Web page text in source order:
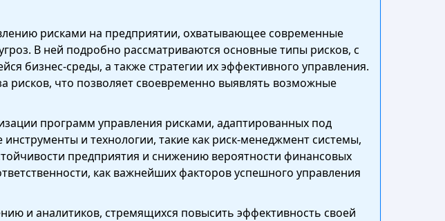
рисками на предприятии, охватывающее современные
В ней подробно рассматриваются основные типы рисков, с
бизнес-среды, а также стратегии их эффективного управления.
рисков, что позволяет своевременно выявлять возможные
программ управления рисками, адаптированных под
и технологии, такие как риск-менеджмент системы,
предприятия и снижению вероятности финансовых
как важнейших факторов успешного управления
и аналитиков, стремящихся повысить эффективность своей